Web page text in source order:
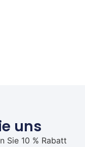
uns
Sie 10 % Rabatt